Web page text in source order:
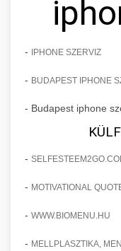
- IPHONE SZERVIZ
- BUDAPEST IPHONE
- Budapest iphone
-
- MOTIVATIONAL
- WWW.BIOMENU.HU
- MELLPLASZTIKA,